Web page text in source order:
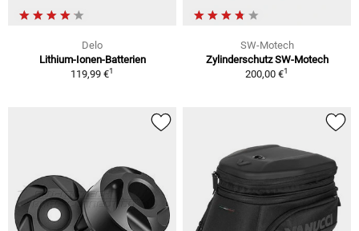
Delo
Lithium-Ionen-Batterien
119,99 €1
SW-Motech
Zylinderschutz SW-Motech
200,00 €1